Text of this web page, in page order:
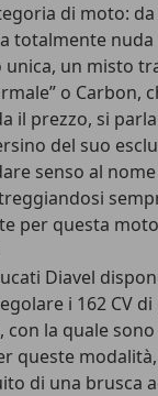
di moto:
totalmente
un misto
o
prezzo, si
del suo
senso al
per questa
Diavel
i 162 CV
la quale
queste
di una brusca